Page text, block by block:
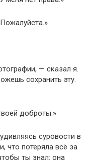
— сказал я.
сохранить эту.
доброты.»
суровости в
что потеряла всё за
ты знал: она